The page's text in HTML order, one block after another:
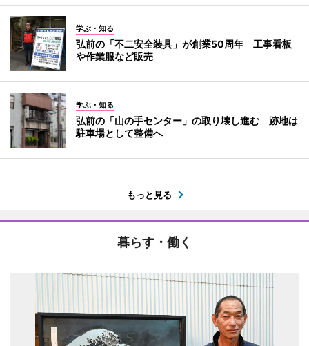
学ぶ・知る
弘前の「不二安全装具」が創業50周年 工事看板
や作業服など販売
学ぶ・知る
弘前の「山の手センター」の取り壊し進む 跡地は
駐車場として整備へ
もっと見る
暮らす・働く